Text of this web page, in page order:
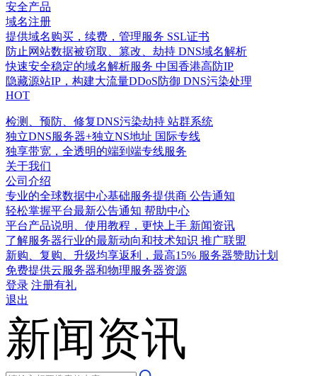
安全产品
域名注册
提供域名购买，续费，管理服务 SSL证书
防止网站数据被窃取、篡改、劫持 DNS域名解析
快速安全稳定的域名解析服务 中国香港高防IP
隐藏源站IP，构建大流量DDoS防御 DNS污染处理
HOT
检测、预防、修复DNS污染劫持 站群系统
独立DNS服务器+独立NS地址 国际专线
独享带宽，全透明的端到端专线服务
关于我们
公司介绍
专业的全球数据中心基础服务提供商 公告通知
轻松掌握平台最新公告通知 帮助中心
平台产品说明、使用教程，更快上手 新闻资讯
了解服务器行业的最新动向和技术知识 推广联盟
新购、复购、升级均享返利，最高15% 服务器赞助计划
免费提供云服务器和物理服务器资源
登录 注册有礼
退出
新闻资讯